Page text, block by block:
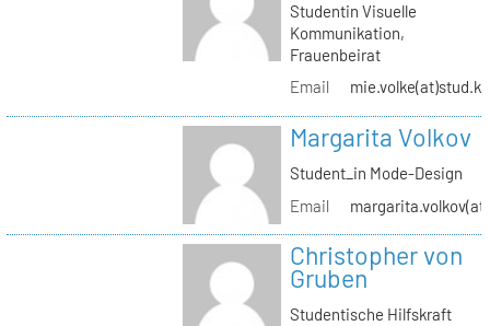
Studentin Visuelle
Kommunikation,
Frauenbeirat
Email
Margarita Volkov
Student_in Mode-Design
Email
Christopher von
Gruben
Studentische Hilfskraft